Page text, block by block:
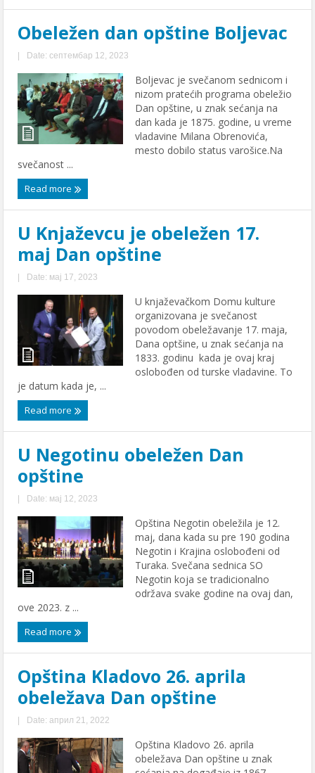
Obeležen dan opštine Boljevac
| Date: септембар 12, 2023
Boljevac je svečanom sednicom i
nizom pratećih programa obeležio
Dan opštine, u znak sećanja na
dan kada je 1875. godine, u vreme
vladavine Milana Obrenovića,
mesto dobilo status varošice.Na
svečanost ...
Read more
U Knjaževcu je obeležen 17.
maj Dan opštine
| Date: мај 17, 2023
U knjaževačkom Domu kulture
organizovana je svečanost
povodom obeležavanje 17. maja,
Dana optšine, u znak sećanja na
1833. godinu kada je ovaj kraj
oslobođen od turske vladavine. To
je datum kada je, ...
Read more
U Negotinu obeležen Dan
opštine
| Date: мај 12, 2023
Opština Negotin obeležila je 12.
maj, dana kada su pre 190 godina
Negotin i Krajina oslobođeni od
Turaka. Svečana sednica SO
Negotin koja se tradicionalno
održava svake godine na ovaj dan,
ove 2023. z ...
Read more
Opština Kladovo 26. aprila
obeležava Dan opštine
| Date: април 21, 2022
Opština Kladovo 26. aprila
obeležava Dan opštine u znak